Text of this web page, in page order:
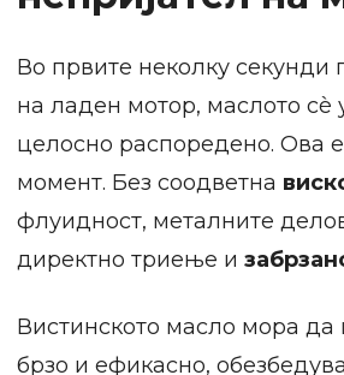
Во првите неколку секунди
на ладен мотор, маслото сè
целосно распоредено. Ова
момент. Без соодветна
флуидност, металните
директно триење и
Вистинското масло мора да
брзо и ефикасно,